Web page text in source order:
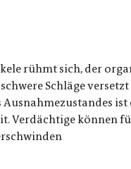
rühmt sich, der
Schläge versetzt
Ausnahmezustandes ist
Verdächtige können